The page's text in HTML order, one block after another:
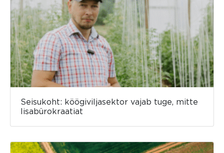
Seisukoht: köögiviljasektor vajab tuge, mitte
lisabürokraatiat